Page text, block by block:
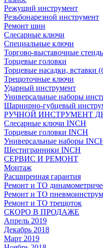
Режущий инструмент
Резьбонарезной инструмент
Ремонт шин
Слесарные ключи
Специальные ключи
Торгово-выставочные
Торцевые головки
Торцевые насадки, вставки
Трещоточные ключи
Ударный инструмент
Универсальные наборы
Шарнирно-губцевый
РУЧНОЙ ИНСТРУМЕНТ
Слесарные ключи INCH
Торцевые головки INCH
Универсальные наборы
Шестигранники INCH
СЕРВИС И РЕМОНТ
Монтаж
Расширенная гарантия
Ремонт и ТО
Ремонт и ТО
Ремонт и ТО трещоток
СКОРО В ПРОДАЖЕ
Апрель 2019
Декабрь 2018
Март 2019